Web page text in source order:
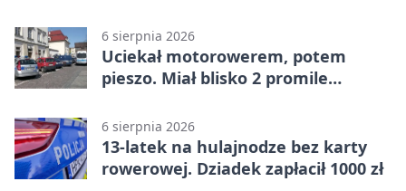
6 sierpnia 2026
Uciekał motorowerem, potem
pieszo. Miał blisko 2 promile
6 sierpnia 2026
13-latek na hulajnodze bez karty
rowerowej. Dziadek zapłacił 1000 zł